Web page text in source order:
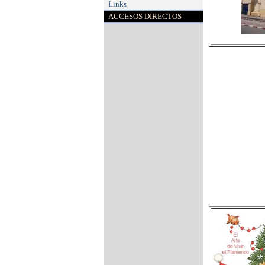
Links
ACCESOS DIRECTOS